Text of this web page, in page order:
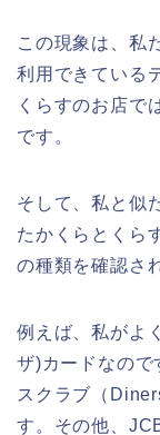
この現象は、私
利用できている
くらすのお店で
です。
そして、私と似
たかくらとくら
の種類を確認さ
例えば、私がよ
ザ)カードなので
スクラブ（
す。その他、